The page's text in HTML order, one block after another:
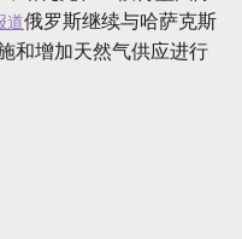
道俄罗斯继续与哈萨克斯
和增加天然气供应进行